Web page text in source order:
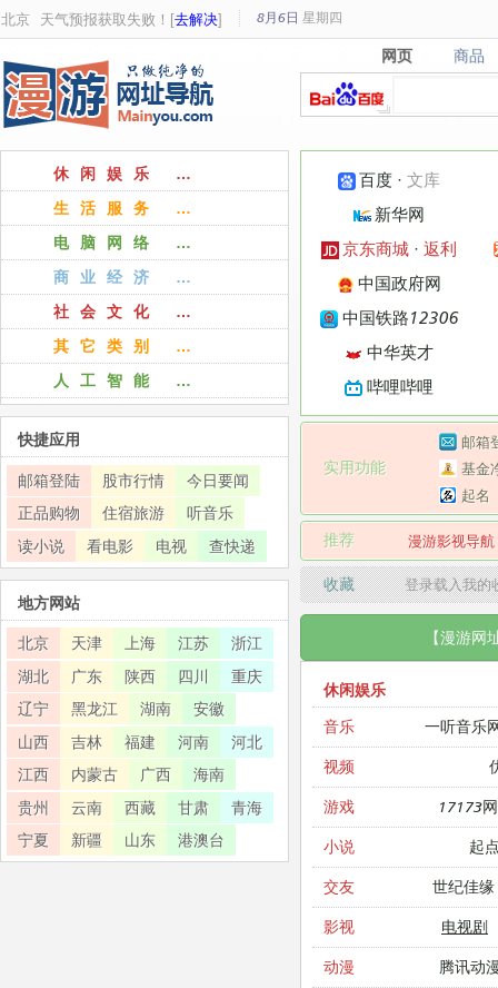
北京 天气预报获取失败！[去解决] 8月6日 星期四
网页
网页 商品
商品
百度 ·文库
新华网
京东商城 ·返利
中国政府网
中国铁路12306
中华英才
哔哩哔哩
实用功能
邮箱
基金
起名
推荐 漫游影视导航
收藏 登录载入我
【漫游网
休闲娱乐
音乐
一听音乐
视频
游戏 17173
小说 起
交友 世纪佳缘
影视 电视剧
动漫 腾讯动
休闲娱乐 …
生活服务 …
电脑网络 …
商业经济 …
社会文化 …
其它类别 …
人工智能 …
快捷应用
邮箱登陆 股市行情
今日要闻
正品购物
住宿旅游
听音乐
读小说
看电影 电视 查快递
地方网站
北京 天津 上海 江苏
浙江
湖北
广东 陕西 四川
重庆
辽宁
黑龙江 湖南
安徽
山西
吉林 福建 河南
河北
江西
内蒙古 广西
海南
贵州
云南 西藏 甘肃
青海
宁夏
新疆 山东 港澳台